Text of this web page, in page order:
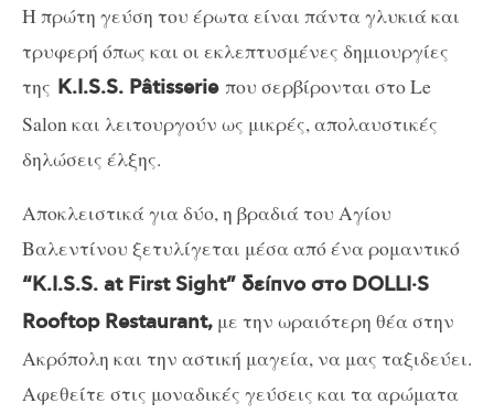
Η πρώτη γεύση του έρωτα είναι πάντα γλυκιά και
τρυφερή όπως και οι εκλεπτυσμένες δημιουργίες
της K.I.S.S. Pâtisserieπου σερβίρονται στο Le
Salon και λειτουργούν ως μικρές, απολαυστικές
δηλώσεις έλξης.
Αποκλειστικά για δύο, η βραδιά του Αγίου
Βαλεντίνου ξετυλίγεται μέσα από ένα ρομαντικό
“K.I.S.S. at First Sight” δείπνο στο DOLLI·S
Rooftop Restaurant, με την ωραιότερη θέα στην
Ακρόπολη και την αστική μαγεία, να μας ταξιδεύει.
Αφεθείτε στις μοναδικές γεύσεις και τα αρώματα